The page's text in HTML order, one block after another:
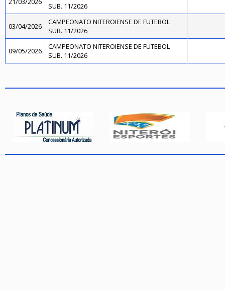
SUB. 11/2026
03/04/2026
CAMPEONATO NITEROIENSE DE FUTEBOL
SUB. 11/2026
09/05/2026
CAMPEONATO NITEROIENSE DE FUTEBOL
SUB. 11/2026